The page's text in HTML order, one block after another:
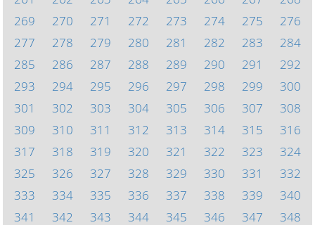
269
270 271 272 273 274 275
276
277
278 279 280 281 282 283
284
285
286 287 288 289 290 291
292
293
294 295 296 297 298 299
300
301
302 303 304 305 306 307
308
309
310 311 312 313 314 315
316
317
318 319 320 321 322 323
324
325
326 327 328 329 330 331
332
333
334 335 336 337 338 339
340
341
342 343 344 345 346 347 348